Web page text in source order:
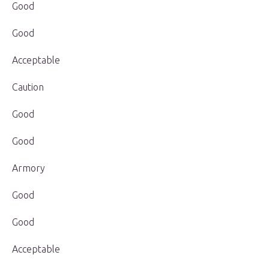
Good
Good
Acceptable
Caution
Good
Good
Armory
Good
Good
Acceptable